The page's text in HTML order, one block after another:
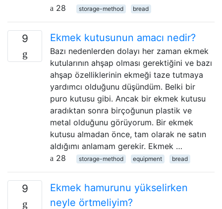
28
storage-method bread
9 Ekmek kutusunun amacı nedir?
Bazı nedenlerden dolayı her zaman ekmek
kutularının ahşap olması gerektiğini ve bazı
ahşap özelliklerinin ekmeği taze tutmaya
yardımcı olduğunu düşündüm. Belki bir
puro kutusu gibi. Ancak bir ekmek kutusu
aradıktan sonra birçoğunun plastik ve
metal olduğunu görüyorum. Bir ekmek
kutusu almadan önce, tam olarak ne satın
aldığımı anlamam gerekir. Ekmek …
28
storage-method equipment bread
9
Ekmek hamurunu yükselirken
neyle örtmeliyim?